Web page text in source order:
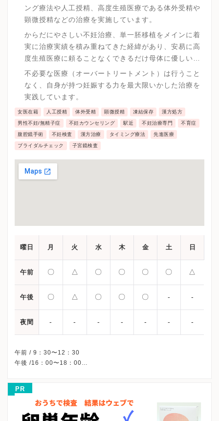
ング療法や人工授精、高度生殖医療である体外受精や
顕微授精などの治療を実施しています。
からだにやさしい不妊治療、単一胚移植をメインに着
実に治療実績を積み重ねてきた経緯があり、安易に高
度生殖医療に頼ることなくできるだけ母体に優しい治
療を実践しています。
不必要な医療（オーバートリートメント）は行うこと
なく、自身が持つ妊娠する力を最大限いかした治療を
実践しています。
女医在籍 人工授精 体外受精 顕微授精 凍結保存 漢方処方
男性不妊/無精子症 不妊カウンセリング 駅近 不妊治療専門 不育症
腹腔鏡手術 不妊検査 漢方治療 タイミング療法 先進医療
ブライダルチェック 子宮鏡検査
曜日 月 火 水 木 金 土 日
午前 〇 △ 〇 〇 〇 〇 △
午後 〇 △ 〇 〇 〇 - -
夜間 - - - - - - -
午前 / 9：30〜12：30
午後 /16：00〜18：00
※祝日は午前のみ診療しています。
※土曜午後・日曜午後・祝日午後、休診
※完全予約制です。
※詳細はクリニックHPを確認、または直接お問い合わせくださ
PR